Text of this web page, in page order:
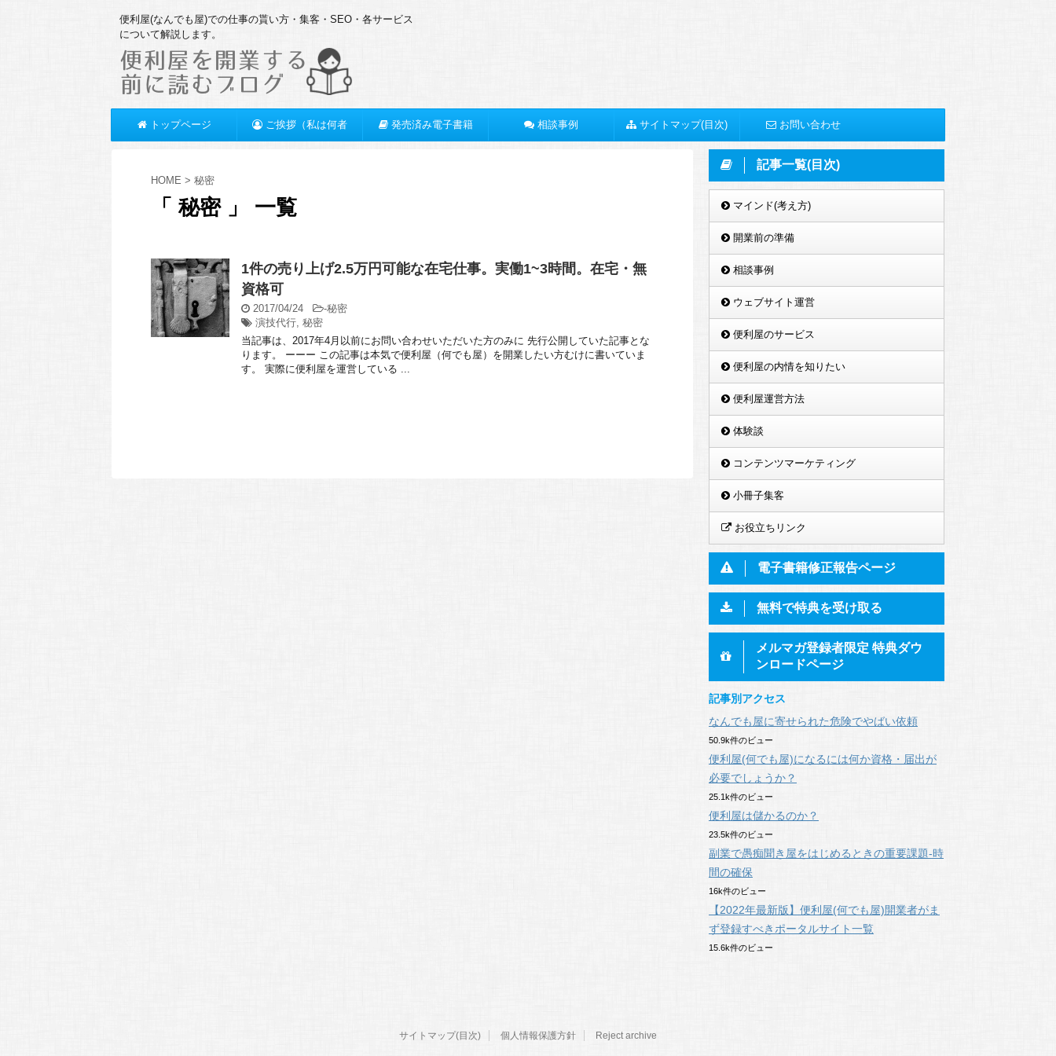
便利屋(なんでも屋)での仕事の貰い方・集客・SEO・各サービス
について解説します。
トップページ ご挨拶（私は何者 発売済み電子書籍 相談事例 サイトマップ(目次) お問い合わせ
HOME > 秘密
「 秘密 」 一覧
1件の売り上げ2.5万円可能な在宅仕事。実働1~3時間。在宅・無
資格可
2017/04/24 -秘密
演技代行, 秘密
当記事は、2017年4月以前にお問い合わせいただいた方のみに 先行公開していた記事とな
ります。 ーーー この記事は本気で便利屋（何でも屋）を開業したい方むけに書いていま
す。 実際に便利屋を運営している ...
記事一覧(目次)
マインド(考え方)
開業前の準備
相談事例
ウェブサイト運営
便利屋のサービス
便利屋の内情を知りたい
便利屋運営方法
体験談
コンテンツマーケティング
小冊子集客
お役立ちリンク
電子書籍修正報告ページ
無料で特典を受け取る
メルマガ登録者限定 特典ダウ
ンロードページ
記事別アクセス
なんでも屋に寄せられた危険でやばい依頼
50.9k件のビュー
便利屋(何でも屋)になるには何か資格・届出が
必要でしょうか？
25.1k件のビュー
便利屋は儲かるのか？
23.5k件のビュー
副業で愚痴聞き屋をはじめるときの重要課題-時
間の確保
16k件のビュー
【2022年最新版】便利屋(何でも屋)開業者がま
ず登録すべきポータルサイト一覧
15.6k件のビュー
サイトマップ(目次) 個人情報保護方針 Reject archive